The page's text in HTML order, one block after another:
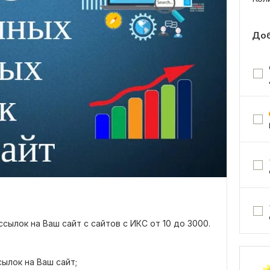
на Ваш сайт с сайтов с ИКС от 10 до 3000.
на Ваш сайт;